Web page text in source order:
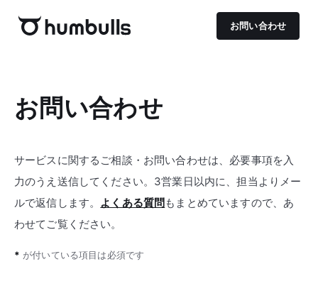
お問い合わせ
お問い合わせ
サービスに関するご相談・お問い合わせは、必要事項を入
力のうえ送信してください。3営業日以内に、担当よりメー
ルで返信します。 よくある質問もまとめていますので、あ
わせてご覧ください。
* が付いている項目は必須です